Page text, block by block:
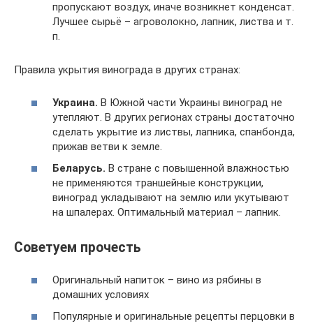
пропускают воздух, иначе возникнет конденсат.
Лучшее сырьё – агроволокно, лапник, листва и т.
п.
Правила укрытия винограда в других странах:
Украина. В Южной части Украины виноград не
утепляют. В других регионах страны достаточно
сделать укрытие из листвы, лапника, спанбонда,
прижав ветви к земле.
Беларусь. В стране с повышенной влажностью
не применяются траншейные конструкции,
виноград укладывают на землю или укутывают
на шпалерах. Оптимальный материал – лапник.
Советуем прочесть
Оригинальный напиток – вино из рябины в
домашних условиях
Популярные и оригинальные рецепты перцовки в